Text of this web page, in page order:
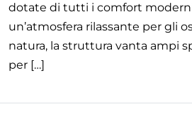
dotate di tutti i comfort
un’atmosfera rilassante per gli
natura, la struttura vanta ampi
per […]